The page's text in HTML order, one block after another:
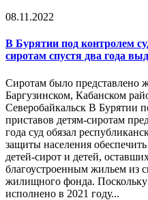
08.11.2022
В Бурятии под контролем
сиротам спустя два года
Сиротам было представлено
Баргузинском, Кабанском
Северобайкальск В Бурятии
приставов детям-сиротам
года суд обязал
защиты населения
детей-сирот и детей,
благоустроенным жильем из
жилищного фонда. Поскольку
исполнено в 2021 году...